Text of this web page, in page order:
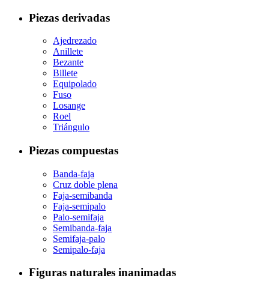
Piezas derivadas
Ajedrezado
Anillete
Bezante
Billete
Equipolado
Fuso
Losange
Roel
Triángulo
Piezas compuestas
Banda-faja
Cruz doble plena
Faja-semibanda
Faja-semipalo
Palo-semifaja
Semibanda-faja
Semifaja-palo
Semipalo-faja
Figuras naturales inanimadas